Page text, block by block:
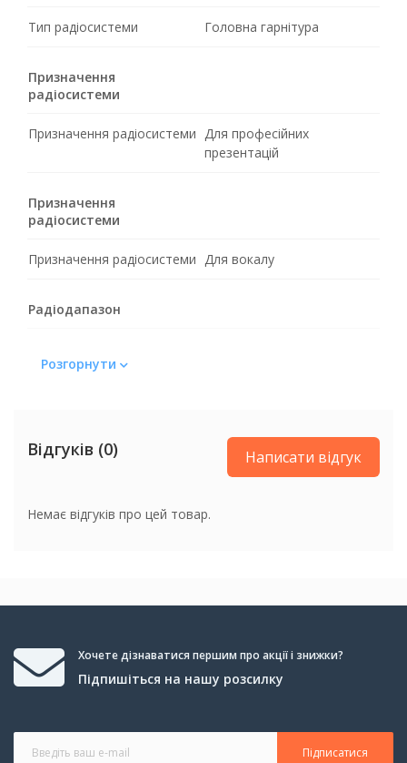
Тип радіосистеми Головна гарнітура
Призначення
радіосистеми
Призначення радіосистеми Для професійних
презентацій
Призначення
радіосистеми
Призначення радіосистеми Для вокалу
Радіодапазон
Спосіб обробки звукового
Аналоговий
Розгорнути
Відгуків (0) Написати відгук
Немає відгуків про цей товар.
Хочете дізнаватися першим про акції і знижки?
Підпишіться на нашу розсилку
Підписатися